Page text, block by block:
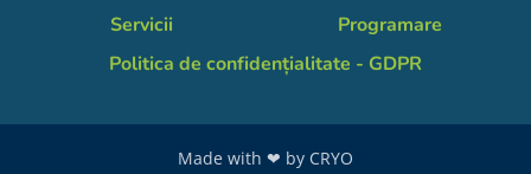
Servicii
Programare
Politica de confidențialitate - GDPR
Made with ❤ by CRYO